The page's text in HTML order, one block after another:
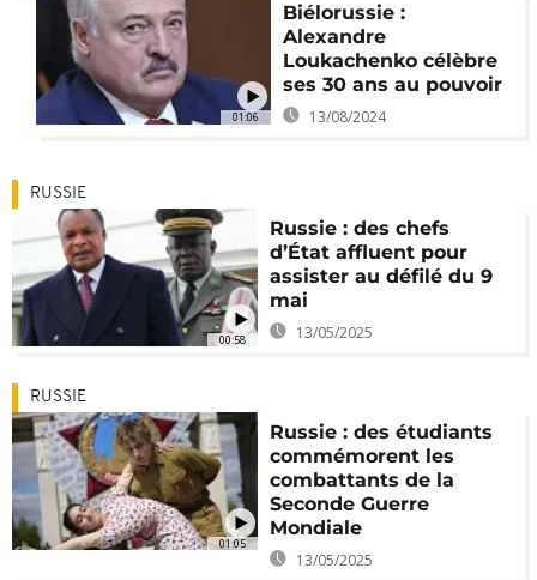
01:06
Biélorussie :
Alexandre
Loukachenko célèbre
ses 30 ans au pouvoir
13/08/2024
00:58
RUSSIE
Russie : des chefs
d’État affluent pour
assister au défilé du 9
mai
13/05/2025
01:05
RUSSIE
Russie : des étudiants
commémorent les
combattants de la
Seconde Guerre
Mondiale
13/05/2025